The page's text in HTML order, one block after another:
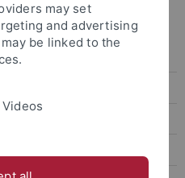
und Habilitationen
may set
and advertising
be linked to the
Videos